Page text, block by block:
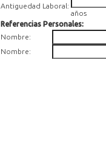
Antiguedad Laboral:
años
Referencias Personales:
Nombre:
Nombre: